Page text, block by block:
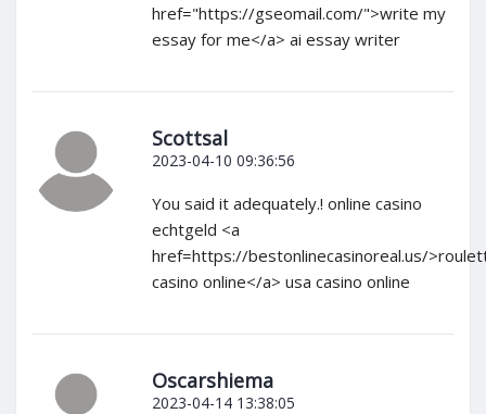
href="https://gseomail.com/">write my
essay for me</a> ai essay writer
Scottsal
2023-04-10 09:36:56
You said it adequately.! online casino
echtgeld <a
href=https://bestonlinecasinoreal.us/
casino online</a> usa casino online
Oscarshiema
2023-04-14 13:38:05